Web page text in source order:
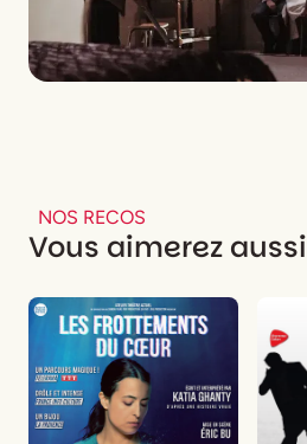
NOS RECOS
Vous aimerez aussi